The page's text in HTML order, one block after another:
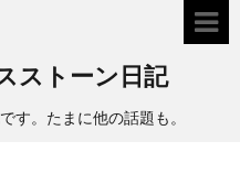
ストーン日記
す。たまに他の話題も。